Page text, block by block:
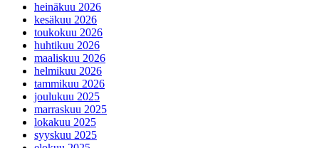
heinäkuu 2026
kesäkuu 2026
toukokuu 2026
huhtikuu 2026
maaliskuu 2026
helmikuu 2026
tammikuu 2026
joulukuu 2025
marraskuu 2025
lokakuu 2025
syyskuu 2025